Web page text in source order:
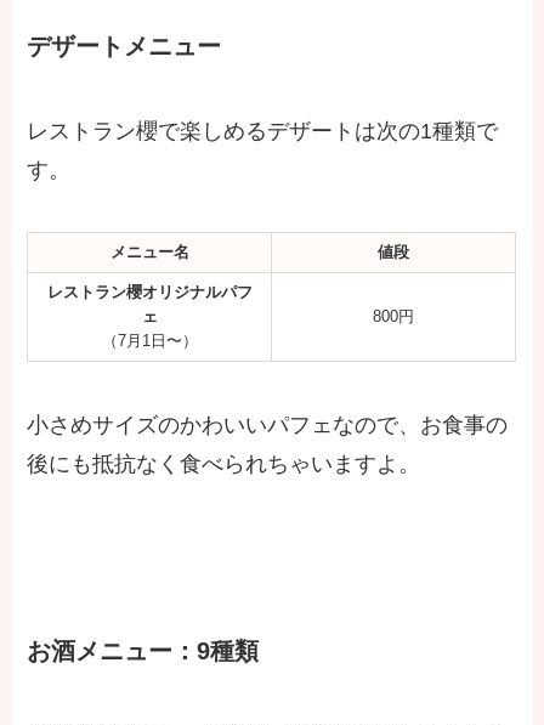
デザートメニュー
レストラン櫻で楽しめるデザートは次の1種類で
す。
メニュー名 値段
レストラン櫻オリジナルパフ
ェ
（7月1日〜）
800円
小さめサイズのかわいいパフェなので、お食事の
後にも抵抗なく食べられちゃいますよ。
お酒メニュー：9種類